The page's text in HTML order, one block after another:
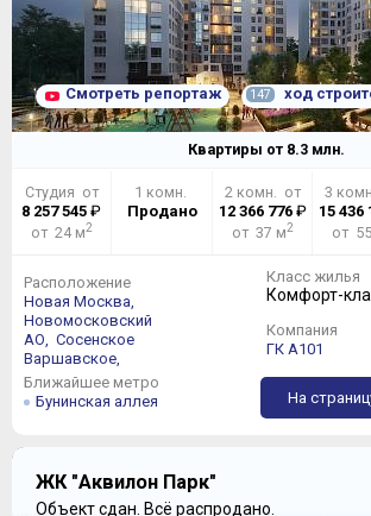
Смотреть репортаж 147 ход
Квартиры от 8.3 млн.
Студия от
8 257 545 ₽
от 24 м2
1 комн.
Продано
2 комн. от
12 366 776₽
от 37 м2
3
15 436
от
Расположение
Новая Москва,
Новомосковский
АО, Сосенское
Варшавское,
Ближайшее метро
Бунинская аллея
Класс жилья
Комфорт-
Компания
ГК А101
На
ЖК "Аквилон Парк"
Объект сдан. Всё распродано.